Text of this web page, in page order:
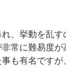
、挙動を乱
常に難易度
も有名です